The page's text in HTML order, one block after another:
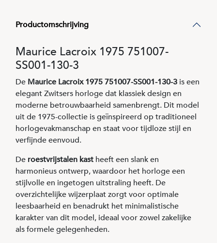
Productomschrijving
Maurice Lacroix 1975 751007-
SS001-130-3
De Maurice Lacroix 1975 751007-SS001-130-3 is een
elegant Zwitsers horloge dat klassiek design en
moderne betrouwbaarheid samenbrengt. Dit model
uit de 1975-collectie is geïnspireerd op traditioneel
horlogevakmanschap en staat voor tijdloze stijl en
verfijnde eenvoud.
De roestvrijstalen kast heeft een slank en
harmonieus ontwerp, waardoor het horloge een
stijlvolle en ingetogen uitstraling heeft. De
overzichtelijke wijzerplaat zorgt voor optimale
leesbaarheid en benadrukt het minimalistische
karakter van dit model, ideaal voor zowel zakelijke
als formele gelegenheden.